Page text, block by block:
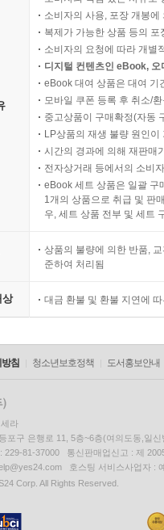
소비자의 사용, 포장 개봉
복제가 가능한 상품 등의
소비자의 요청에 따라 개별
디지털 컨텐츠인 eBook,
eBook 대여 상품은 대여 기
모바일 쿠폰 등록 후 취소/
중고상품이 구매확정(자동
LP상품의 재생 불량 원인
시간의 경과에 의해 재판매
전자상거래 등에서의 소비
eBook 세트 상품은 일괄 구
1개의 상품으로 취급 및 판
우, 세트 상품 전부 및 세트
상품의 불량에 의한 반품,
준하여 처리됨
상 대금 환불 및 환불 지연에
침 청소년보호정책 도서홍보안내
라
포구 은행로 11, 5층~6층(여의도동,일신
229-81-37000 통신판매업신고 : 제
호스팅 서비스사업자 :
Corp. All Rights Reserved.